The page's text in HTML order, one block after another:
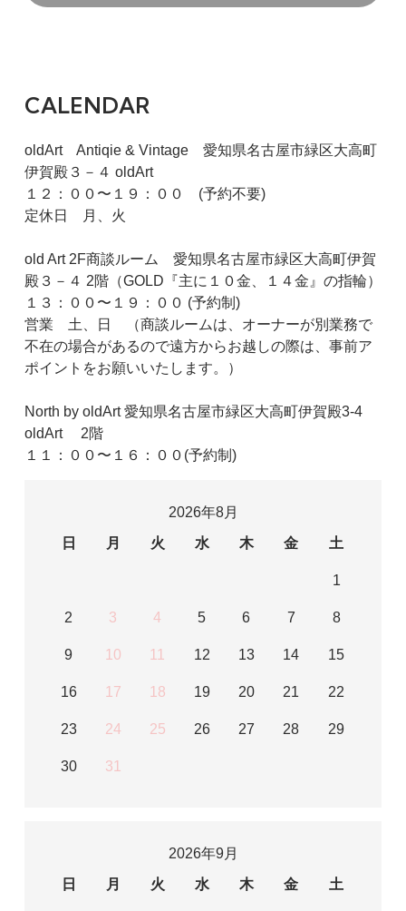
CALENDAR
oldArt Antiqie & Vintage 愛知県名古屋市緑区大高町
伊賀殿３－４ oldArt
１２：００〜１９：００ (予約不要)
定休日 月、火
old Art 2F商談ルーム 愛知県名古屋市緑区大高町伊賀
殿３－４ 2階（GOLD『主に１０金、１４金』の指輪）
１３：００〜１９：００ (予約制)
営業 土、日 （商談ルームは、オーナーが別業務で
不在の場合があるので遠方からお越しの際は、事前ア
ポイントをお願いいたします。）
North by oldArt 愛知県名古屋市緑区大高町伊賀殿3-4
oldArt 2階
１１：００〜１６：００(予約制)
2026年8月
日
月 火 水 木 金 土
1
2 3 4 5 6 7 8
9 10 11 12 13 14 15
16 17 18 19 20 21 22
23 24 25 26 27 28 29
30 31
2026年9月
日
月 火 水 木 金 土